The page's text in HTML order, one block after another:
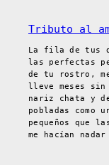
Tributo al
La fila de tus
las perfectas
de tu rostro,
lleve meses
nariz chata y
pobladas
pequeños que
me hacían